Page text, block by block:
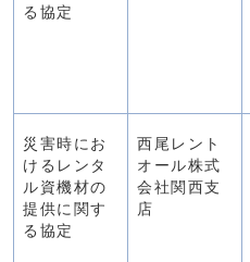
る協定
災害時にお
けるレンタ
ル資機材の
提供に関す
る協定
西尾レント
オール株式
会社関西支
店